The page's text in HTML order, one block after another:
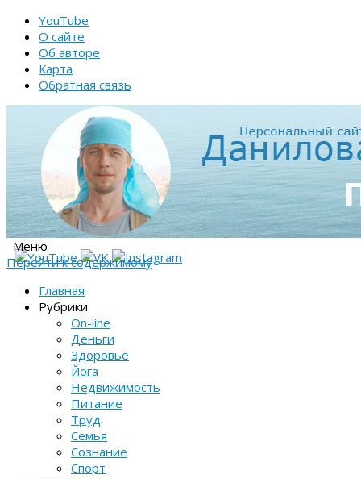
YouTube
О сайте
Об авторе
Карта
Обратная связь
Меню
Перейти к содержимому
Главная
Рубрики
On-line
Деньги
Здоровье
Йога
Недвижимость
Питание
Труд
Семья
Сознание
Спорт